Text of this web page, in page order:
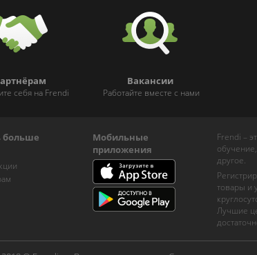
себя на Frendi
Вакансии
Работайте вместе с нами
больше
Мобильные
приложения
Frendi –
другое.
товары и
Лучшие